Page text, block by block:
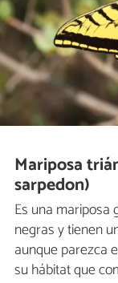
Mariposa
sarpedon)
Es una mariposa
negras y tienen
aunque parezca
su hábitat que